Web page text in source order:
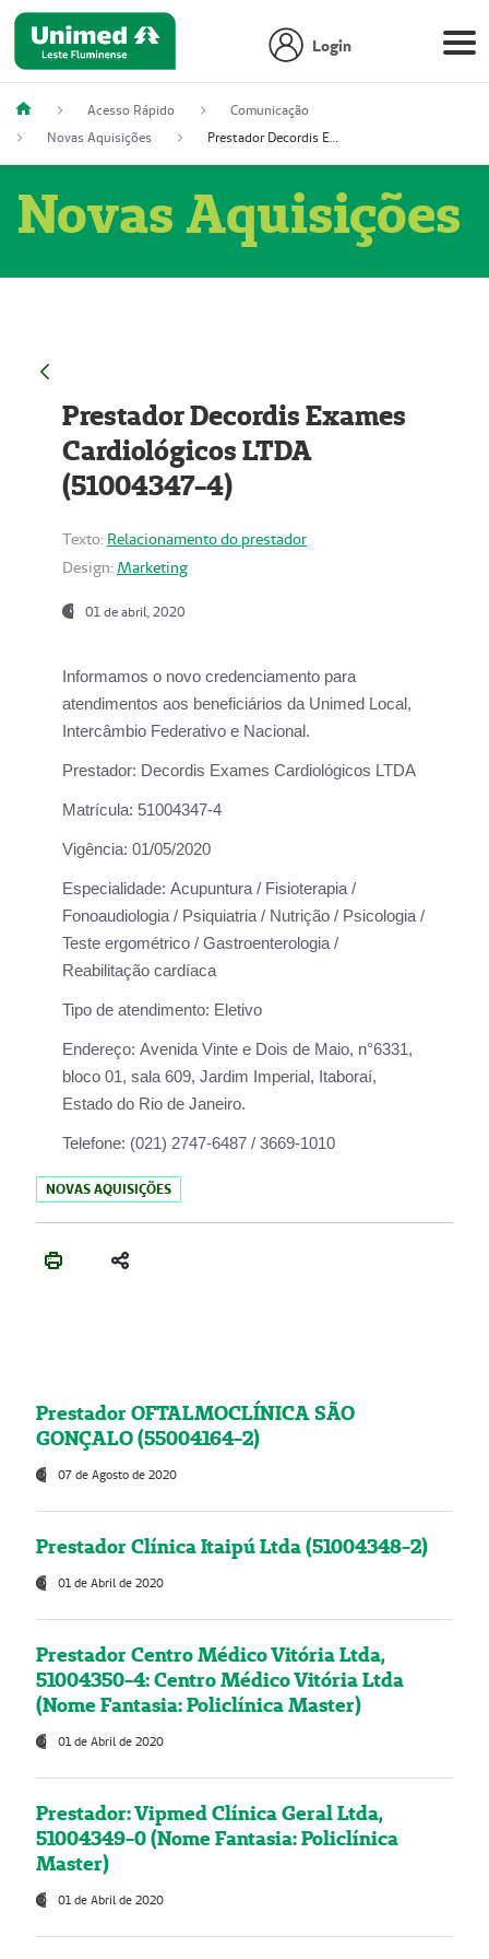
Login
Acesso Rápido
Comunicação
Novas Aquisições
Prestador Decordis Exames Cardiológicos LTDA (51004347-4)
Novas Aquisições
Prestador Decordis Exames
Cardiológicos LTDA
(51004347-4)
Texto: Relacionamento do prestador
Design: Marketing
01 de abril, 2020
Informamos o novo credenciamento para
atendimentos aos beneficiários da Unimed Local,
Intercâmbio Federativo e Nacional.
Prestador: Decordis Exames Cardiológicos LTDA
Matrícula: 51004347-4
Vigência: 01/05/2020
Especialidade: Acupuntura / Fisioterapia /
Fonoaudiologia / Psiquiatria / Nutrição / Psicologia /
Teste ergométrico / Gastroenterologia /
Reabilitação cardíaca
Tipo de atendimento: Eletivo
Endereço: Avenida Vinte e Dois de Maio, n°6331,
bloco 01, sala 609, Jardim Imperial, Itaboraí,
Estado do Rio de Janeiro.
Telefone: (021) 2747-6487 / 3669-1010
NOVAS AQUISIÇÕES
Prestador OFTALMOCLÍNICA SÃO
GONÇALO (55004164-2)
07 de Agosto de 2020
Prestador Clínica Itaipú Ltda (51004348-2)
01 de Abril de 2020
Prestador Centro Médico Vitória Ltda,
51004350-4: Centro Médico Vitória Ltda
(Nome Fantasia: Policlínica Master)
01 de Abril de 2020
Prestador: Vipmed Clínica Geral Ltda,
51004349-0 (Nome Fantasia: Policlínica
Master)
01 de Abril de 2020